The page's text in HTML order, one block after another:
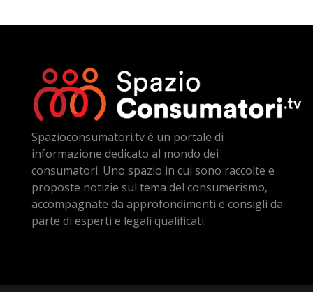
Spazioconsumatori.tv è un portale di
informazione dedicato al mondo dei
consumatori. Uno spazio in cui sono raccolte e
proposte notizie sul tema del consumerismo,
accompagnate da approfondimenti e consigli da
parte di esperti e legali qualificati.